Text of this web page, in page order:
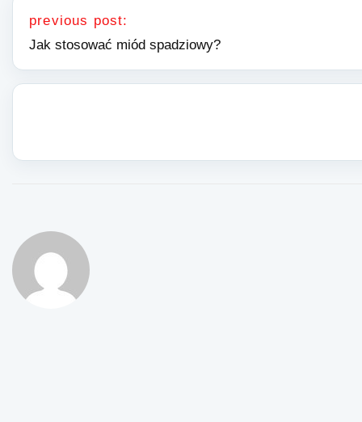
previous post:
Jak stosować miód spadziowy?